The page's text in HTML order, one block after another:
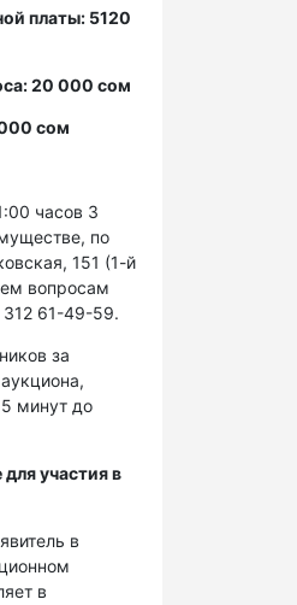
платы: 5120
20 000 сом
сом
часов 3
по
151 (1-й
вопросам
312 61-49-59.
за
минут до
участия в
в
в